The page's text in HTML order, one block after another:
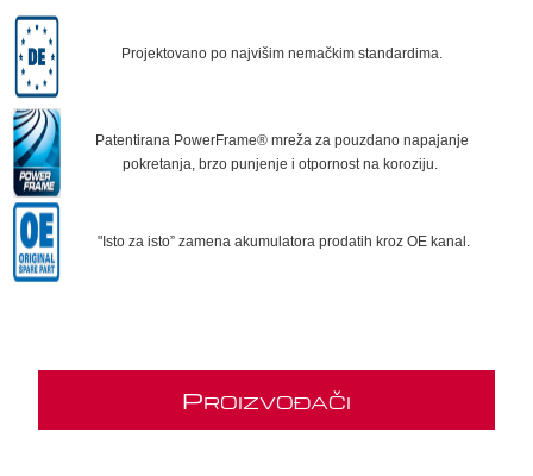
Projektovano po najvišim nemačkim standardima.
Patentirana PowerFrame® mreža za pouzdano napajanje
pokretanja, brzo punjenje i otpornost na koroziju.
"Isto za isto” zamena akumulatora prodatih kroz OE kanal.
PROIZVOĐAČI